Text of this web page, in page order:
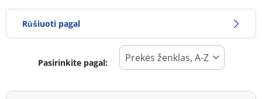
Rūšiuoti pagal
Padangos tipas
Visi tipai (30)
Pasirinkite pagal: